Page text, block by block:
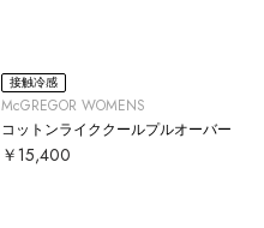
接触冷感
McGREGOR WOMENS
コットンライククールプルオーバー
￥15,400